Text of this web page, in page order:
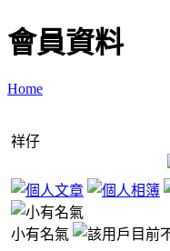
會員資料
Home
祥仔
小有名氣